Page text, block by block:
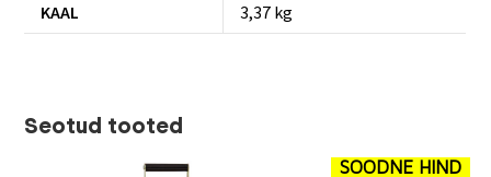
KAAL 3,37 kg
Seotud tooted
SOODNE HIND